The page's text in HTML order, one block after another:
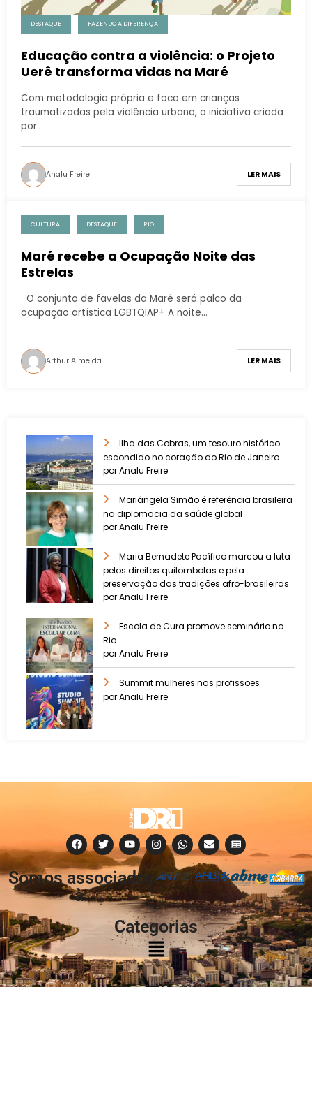
DESTAQUE FAZENDO A DIFERENÇA
Educação contra a violência: o Projeto
Uerê transforma vidas na Maré
Com metodologia própria e foco em crianças
traumatizadas pela violência urbana, a iniciativa criada
por…
Analu Freire LER MAIS
CULTURA DESTAQUE RIO
Maré recebe a Ocupação Noite das
Estrelas
O conjunto de favelas da Maré será palco da
ocupação artística LGBTQIAP+ A noite…
Arthur Almeida LER MAIS
Ilha das Cobras, um tesouro histórico
escondido no coração do Rio de Janeiro
por Analu Freire
Mariângela Simão é referência brasileira
na diplomacia da saúde global
por Analu Freire
Maria Bernadete Pacífico marcou a luta
pelos direitos quilombolas e pela
preservação das tradições afro-brasileiras
por Analu Freire
Escola de Cura promove seminário no
Rio
por Analu Freire
Summit mulheres nas profissões
por Analu Freire
Somos associados
à:
Categorias